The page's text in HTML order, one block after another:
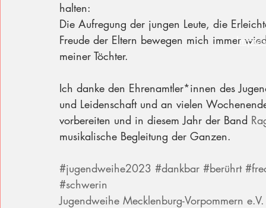
halten:
Die Aufregung der jungen Leute, die
Freude der Eltern bewegen mich immer
meiner Töchter.
Ich danke den Ehrenamtler*innen des
und Leidenschaft und an vielen
vorbereiten und in diesem Jahr der Band
musikalische Begleitung der Ganzen.
#jugendweihe2023 #dankbar #berührt
#schwerin
Jugendweihe Mecklenburg-Vorpommern e.V.